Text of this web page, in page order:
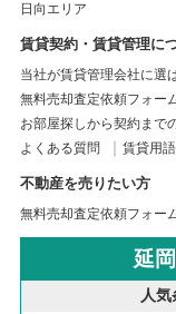
日向エリア
賃貸契約・賃貸管理に
当社が賃貸管理会社に選
無料売却査定依頼フォー
お部屋探しから契約まで
よくある質問
賃貸用
不動産を売りたい方
無料売却査定依頼フォー
延
人